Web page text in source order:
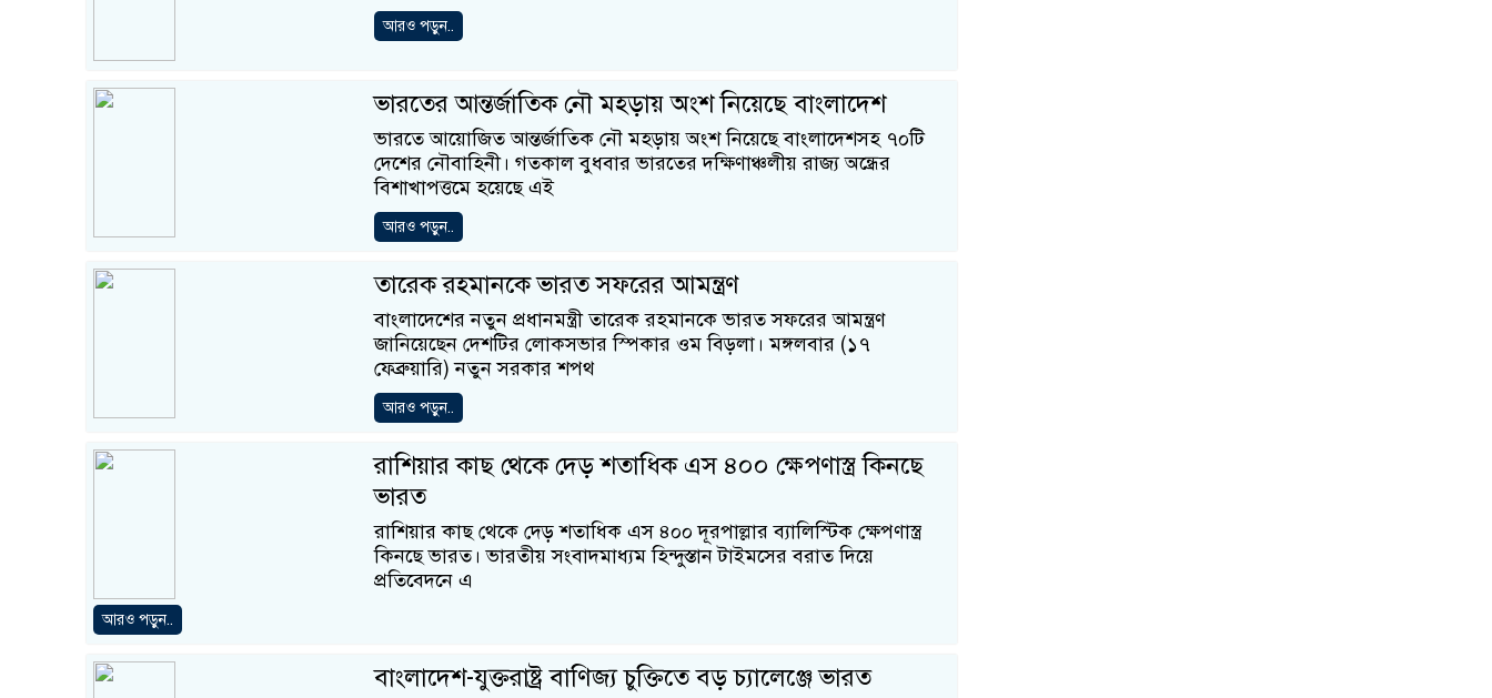
আরও পড়ুন..
ভারতের আন্তর্জাতিক নৌ মহড়ায় অংশ নিয়েছে বাংলাদেশ
ভারতে আয়োজিত আন্তর্জাতিক নৌ মহড়ায় অংশ নিয়েছে বাংলাদেশসহ ৭০টি
দেশের নৌবাহিনী। গতকাল বুধবার ভারতের দক্ষিণাঞ্চলীয় রাজ্য অন্ধ্রের
বিশাখাপত্তমে হয়েছে এই
আরও পড়ুন..
তারেক রহমানকে ভারত সফরের আমন্ত্রণ
বাংলাদেশের নতুন প্রধানমন্ত্রী তারেক রহমানকে ভারত সফরের আমন্ত্রণ
জানিয়েছেন দেশটির লোকসভার স্পিকার ওম বিড়লা। মঙ্গলবার (১৭
ফেব্রুয়ারি) নতুন সরকার শপথ
আরও পড়ুন..
রাশিয়ার কাছ থেকে দেড় শতাধিক এস ৪০০ ক্ষেপণাস্ত্র কিনছে
ভারত
রাশিয়ার কাছ থেকে দেড় শতাধিক এস ৪০০ দূরপাল্লার ব্যালিস্টিক ক্ষেপণাস্ত্র
কিনছে ভারত। ভারতীয় সংবাদমাধ্যম হিন্দুস্তান টাইমসের বরাত দিয়ে
প্রতিবেদনে এ
আরও পড়ুন..
বাংলাদেশ-যুক্তরাষ্ট্র বাণিজ্য চুক্তিতে বড় চ্যালেঞ্জে ভারত